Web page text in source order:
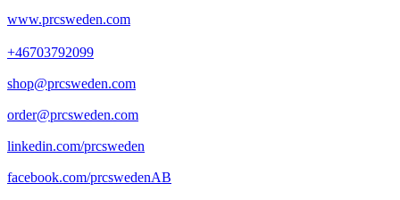
www.prcsweden.com
+46703792099
shop@prcsweden.com
order@prcsweden.com
linkedin.com/prcsweden
facebook.com/prcswedenAB